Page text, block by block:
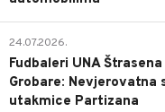
24.07.2026.
Fudbaleri UNA
Grobare: Nevjerovatna
utakmice Partizana